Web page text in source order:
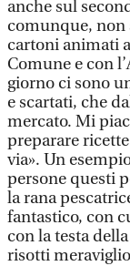
anche sul
comunque, non
cartoni animati
Comune e con
giorno ci sono
e scartati, che
mercato. Mi
preparare
via». Un
persone questi
la rana
fantastico, con
con la testa
risotti